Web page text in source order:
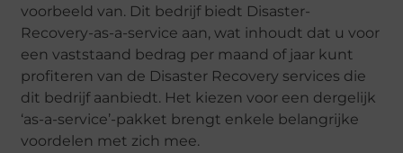
voorbeeld van. Dit bedrijf biedt Disaster-
Recovery-as-a-service aan, wat inhoudt dat u voor
een vaststaand bedrag per maand of jaar kunt
profiteren van de Disaster Recovery services die
dit bedrijf aanbiedt. Het kiezen voor een dergelijk
‘as-a-service’-pakket brengt enkele belangrijke
voordelen met zich mee.